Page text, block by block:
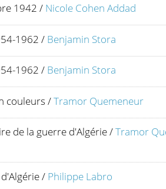
1942 / Nicole Cohen Addad
1962 / Benjamin Stora
1962 / Benjamin Stora
couleurs /Tramor Quemeneur
de la guerre d'Algérie/Tramor
/ Philippe Labro